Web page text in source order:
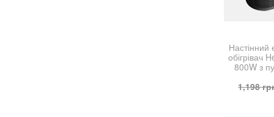
Настінний
обігрівач
800W з
1,198